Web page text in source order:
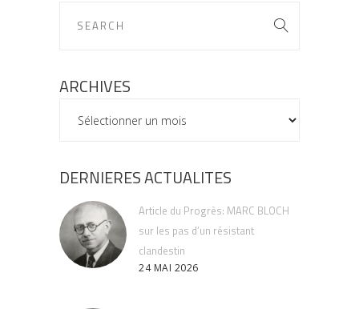
ARCHIVES
ARCHIVES
DERNIERES ACTUALITES
Article du Progrès: MARC BLOCH
sur les pas d’un résistant
clandestin
24 MAI 2026